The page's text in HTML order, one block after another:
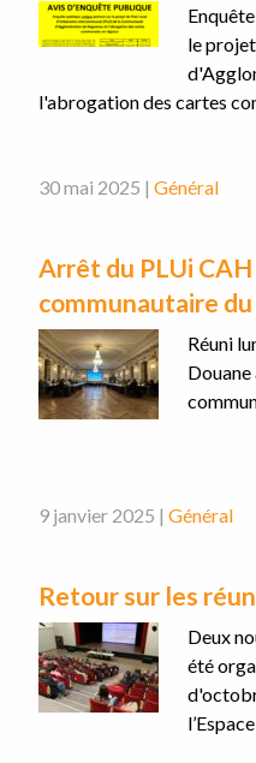
le
l'abrogation des cartes
30 mai 2025 | Général
Arrêt du PLUi
communautaire
Réuni
Douane
9 janvier 2025 | Général
Retour sur les
Deux
été